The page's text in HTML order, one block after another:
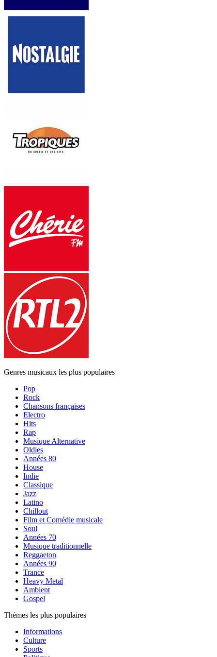
Genres musicaux les plus populaires
Pop
Rock
Chansons françaises
Electro
Hits
Rap
Musique Alternative
Oldies
Années 80
House
Indie
Classique
Jazz
Latino
Chillout
Film et Comédie musicale
Soul
Années 70
Musique traditionnelle
Reggaeton
Années 90
Trance
Heavy Metal
Ambient
Gospel
Thèmes les plus populaires
Informations
Culture
Sports